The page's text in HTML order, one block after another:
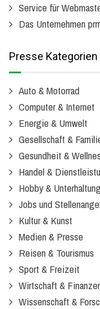
Service für
Das Unternehmen
Presse Kategorien
Auto & Motorrad
Computer & Internet
Energie & Umwelt
Gesellschaft &
Gesundheit &
Handel &
Hobby & Unterhaltung
Jobs und
Kultur & Kunst
Medien & Presse
Reisen & Tourismus
Sport & Freizeit
Wirtschaft &
Wissenschaft &